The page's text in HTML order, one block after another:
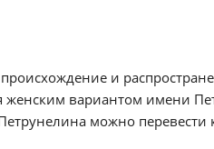
и
женским вариантом имени
можно